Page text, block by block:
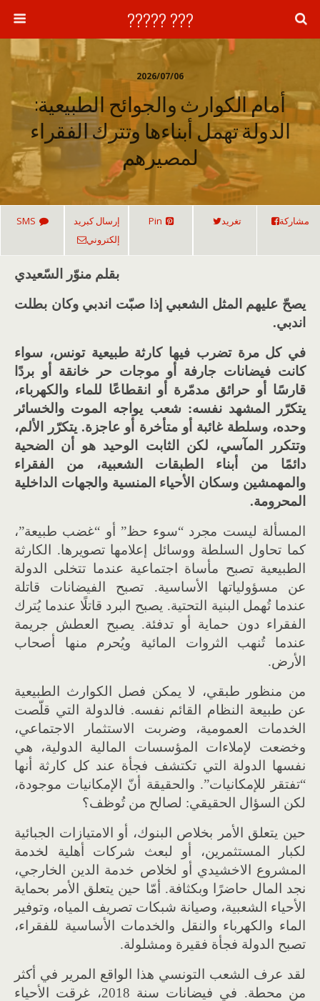
??? ?????
2026/07/06
أمام الكوارث والجوائح الطبيعية:
الدولة تهمل أبناءها وتترك الفقراء
لمصيرهم
مشاركة تغريد Pin
إرسال كبريد
إلكتروني
SMS
بقلم منوّر السّعيدي
يصح عليهم المثل الشعبي إذاصبّت اندبي وكان بطلت
اندبي.
في كل مرة تضرب فيها كارثة طبيعية تونس، سواء
كانت فيضانات جارفة أو موجات حر خانقة أو بردًا
قارسًا أو حرائق مدمّرة أو انقطاعًا للماء والكهرباء،
يتكرّر المشهد نفسه: شعب يواجه الموت والخسائر
وحده، وسلطة غائبة أو متأخرة أو عاجزة. يتكرّر الألم،
وتتكرر المآسي، لكن الثابت الوحيد هو أن الضحية
دائمًا من أبناء الطبقات الشعبية، من الفقراء
والمهمشين وسكان الأحياء المنسية والجهات الداخلية
المحرومة.
المسألة ليست مجرد “سوء حظ” أو “غضب طبيعة”،
كما تحاول السلطة ووسائل إعلامها تصويرها. الكارثة
الطبيعية تصبح مأساة اجتماعية عندما تتخلى الدولة
عن مسؤولياتها الأساسية. تصبح الفيضانات قاتلة
عندما تُهمل البنية التحتية. يصبح البرد قاتلًا عندما يُترك
الفقراء دون حماية أو تدفئة. يصبح العطش جريمة
عندما تُنهب الثروات المائية ويُحرم منها أصحاب
الأرض.
من منظور طبقي، لا يمكن فصل الكوارث الطبيعية
عن طبيعة النظام القائم نفسه. فالدولة التي قلّصت
الخدمات العمومية، وضربت الاستثمار الاجتماعي،
وخضعت لإملاءات المؤسسات المالية الدولية، هي
نفسها الدولة التي تكتشف فجأة عند كل كارثة أنها
“تفتقر للإمكانيات”. والحقيقة أنّ الإمكانيات موجودة،
لكن السؤال الحقيقي: لصالح من تُوظف؟
حين يتعلق الأمر بخلاص البنوك، أو الامتيازات الجبائية
لكبار المستثمرين، أو لبعث شركات أهلية لخدمة
المشروع الاخشيدي أو لخلاص خدمة الدين الخارجي،
نجد المال حاضرًا وبكثافة. أمّا حين يتعلق الأمر بحماية
الأحياء الشعبية، وصيانة شبكات تصريف المياه، وتوفير
الماء والكهرباء والنقل والخدمات الأساسية للفقراء،
تصبح الدولة فجأة فقيرة ومشلولة.
لقد عرف الشعب التونسي هذا الواقع المرير في أكثر
من محطة. في فيضانات سنة 2018، غرقت الأحياء